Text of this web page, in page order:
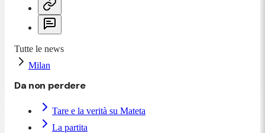
Tutte le news
Milan
Da non perdere
Tare e la verità su Mateta
La partita